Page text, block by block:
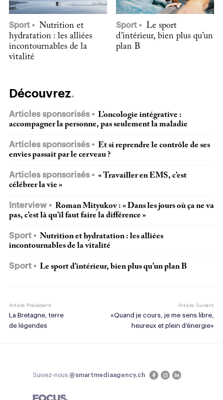
Sport
Nutrition et
hydratation : les alliées
incontournables de la
vitalité
Sport
Le sport
d’intérieur, bien plus qu’un
plan B
Découvrez
Articles sponsorisés
L’oncologie intégrative :
accompagner la personne, pas seulement la maladie
Articles sponsorisés
Et si reprendre le contrôle de ses
envies passait par le cerveau ?
Articles sponsorisés
« Travailler en EMS, c’est
célébrer la vie »
Interview
Roman Mityukov : « Dans les jours où ça ne va
pas, c’est là qu’il faut faire la différence »
Sport
Nutrition et hydratation : les alliées
incontournables de la vitalité
Sport Le sport d’intérieur, bien plus qu’un plan B
Article Précédent
La Bretagne, terre
de légendes
Article Suivant
«Quand je cours, je me sens libre,
heureux et plein d’énergie»
Suivez-nous @smartmediaagency.ch